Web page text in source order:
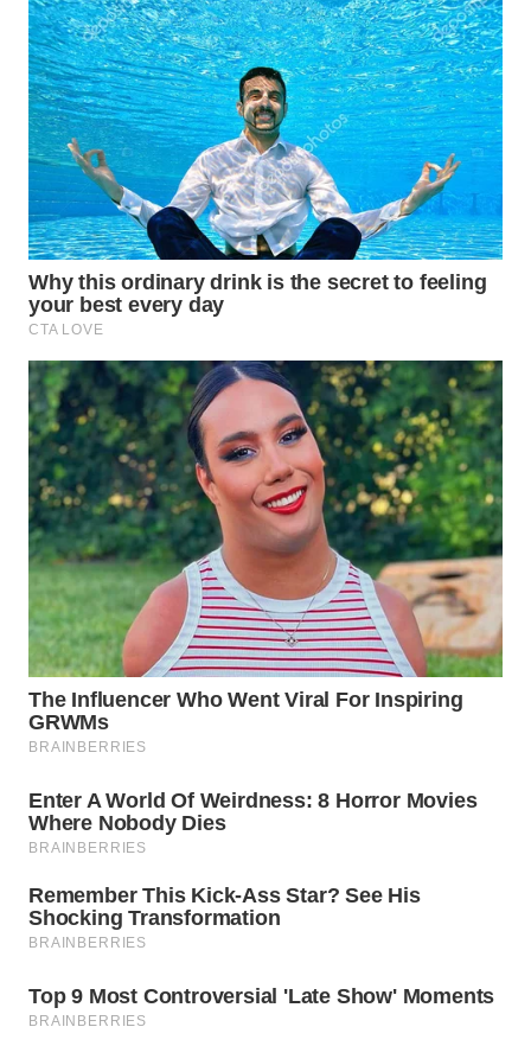
WN
BOGOR
WN
DEPOK
WN
TAPANULI
UTARA
WN
SAMOSIR
WN
PADANG
LAWAS
WN
SUMEDANG
WN
CIANJUR
WN
KEPULAUAN
SERIBU
WN
TANGERANG
WN
BINJAI
CIREBON